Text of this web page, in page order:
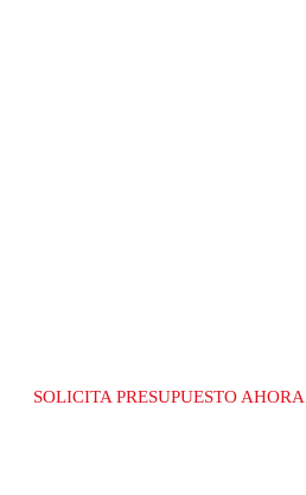
SOLICITA PRESUPUESTO AHORA